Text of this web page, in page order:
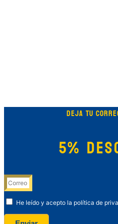
DEJA TU
5%
He leído y acepto la política de